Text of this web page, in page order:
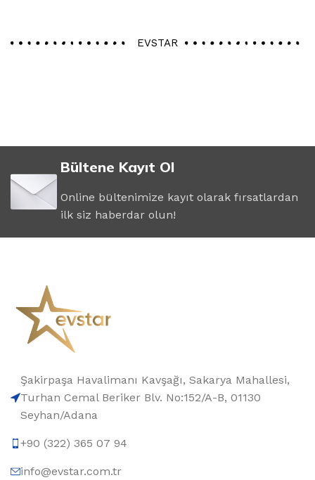
EVSTAR
Bültene Kayıt Ol
Online bültenimize kayıt olarak fırsatlardan
ilk siz haberdar olun!
Şakirpaşa Havalimanı Kavşağı, Sakarya Mahallesi,
Turhan Cemal Beriker Blv. No:152/A-B, 01130
Seyhan/Adana
+90 (322) 365 07 94
info@evstar.com.tr